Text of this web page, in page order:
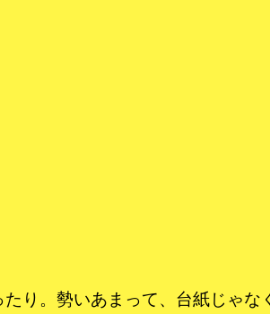
り。勢いあまって、台紙じゃな